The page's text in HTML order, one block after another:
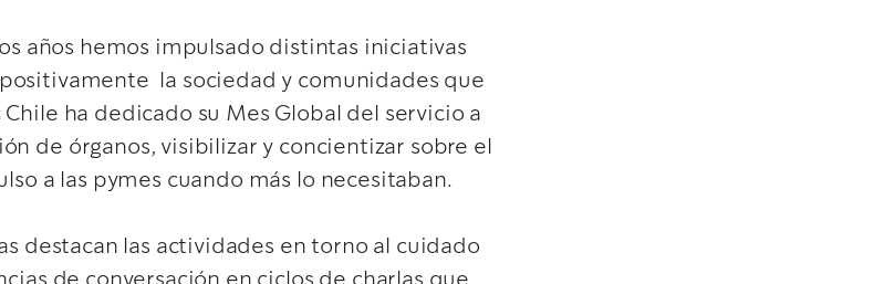
años hemos impulsado distintas iniciativas
la sociedad y comunidades que
Chile ha dedicado su Mes Global del servicio a
de órganos, visibilizar y concientizar sobre el
a las pymes cuando más lo necesitaban.
destacan las actividades en torno al cuidado